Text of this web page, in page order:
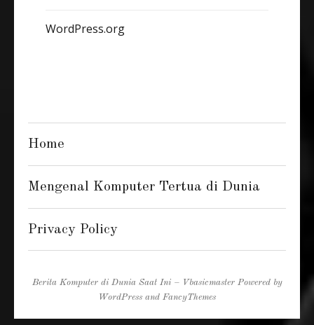
WordPress.org
Home
Mengenal Komputer Tertua di Dunia
Privacy Policy
Berita Komputer di Dunia Saat Ini – VbasicmasterPowered by
WordPress and FancyThemes